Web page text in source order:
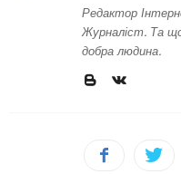
Редактор
Журналіст. Та
добра людина.